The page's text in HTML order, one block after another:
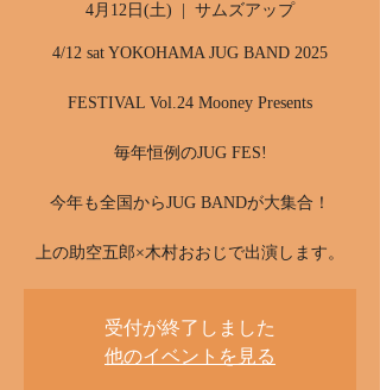
4月12日(土) サムズアップ
4/12 sat YOKOHAMA JUG BAND 2025
FESTIVAL Vol.24 Mooney Presents
毎年恒例のJUG FES!
今年も全国からJUG BANDが大集合！
上の助空五郎×木村おおじで出演します。
受付が終了しました
他のイベントを見る